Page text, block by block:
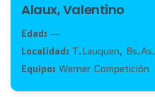
Alaux, Valentino
Edad: —
Localidad: T.Lauquen, Bs.As.
Equipo: Werner Competición